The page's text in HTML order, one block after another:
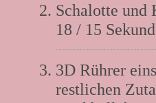
Schalotte und
18 / 15
3D Rührer
restlichen